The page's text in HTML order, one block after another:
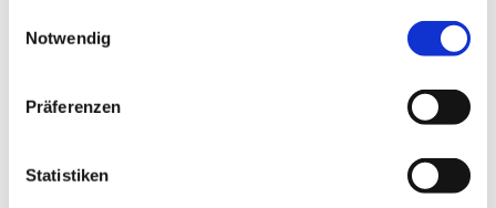
Notwendig
Präferenzen
Statistiken